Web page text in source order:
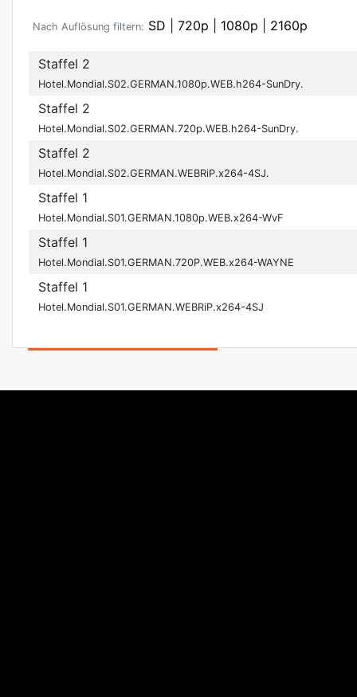
Nach Auflösung filtern: SD 720p 1080p 2160p
Staffel 2
Hotel.Mondial.S02.GERMAN.1080p.WEB.h264-SunDry.
Staffel 2
Hotel.Mondial.S02.GERMAN.720p.WEB.h264-SunDry.
Staffel 2
Hotel.Mondial.S02.GERMAN.WEBRiP.x264-4SJ.
Staffel 1
Hotel.Mondial.S01.GERMAN.1080p.WEB.x264-WvF
Staffel 1
Hotel.Mondial.S01.GERMAN.720P.WEB.x264-WAYNE
Staffel 1
Hotel.Mondial.S01.GERMAN.WEBRiP.x264-4SJ